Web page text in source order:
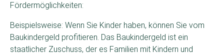
Fördermöglichkeiten:
Beispielsweise: Wenn Sie Kinder haben, können Sie vom
Baukindergeld profitieren. Das Baukinder­geld ist ein
staatlicher Zuschuss, der es Familien mit Kindern und